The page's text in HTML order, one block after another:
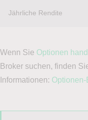
Nachname
Jährliche Rendite
Wenn Sie Optionen
Broker suchen, finden
Informationen: Optionen-